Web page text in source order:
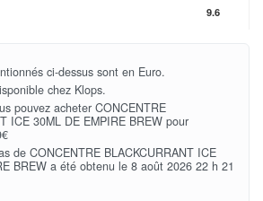
9.6
ci-dessus sont en Euro.
chez Klops.
pouvez acheter CONCENTRE
ICE 30ML DE EMPIRE BREW pour
de CONCENTRE BLACKCURRANT ICE
BREW a été obtenu le 8 août 2026 22 h 21